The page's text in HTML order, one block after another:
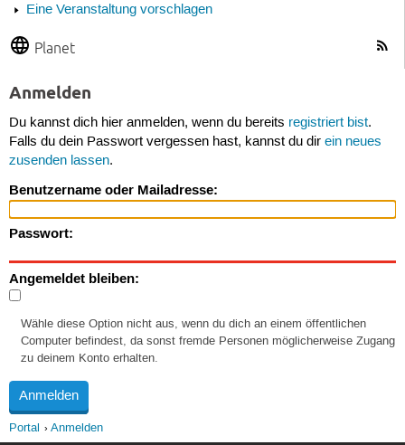
Eine Veranstaltung vorschlagen
Planet
Anmelden
Du kannst dich hier anmelden, wenn du bereits registriert bist.
Falls du dein Passwort vergessen hast, kannst du dir ein neues
zusenden lassen.
Benutzername oder Mailadresse:
Passwort:
Angemeldet bleiben:
Wähle diese Option nicht aus, wenn du dich an einem öffentlichen
Computer befindest, da sonst fremde Personen möglicherweise Zugang
zu deinem Konto erhalten.
Portal Anmelden